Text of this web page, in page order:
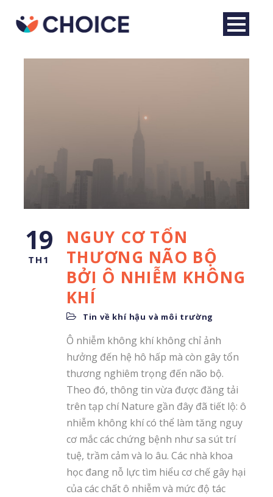
19
TH1
NGUY CƠ TỔN
THƯƠNG NÃO BỘ
BỞI Ô NHIỄM KHÔNG
KHÍ
Tin về khí hậu và môi trường
Ô nhiễm không khí không chỉ ảnh
hưởng đến hệ hô hấp mà còn gây tổn
thương nghiêm trọng đến não bộ.
Theo đó, thông tin vừa được đăng tải
trên tạp chí Nature gần đây đã tiết lộ: ô
nhiễm không khí có thể làm tăng nguy
cơ mắc các chứng bệnh như sa sút trí
tuệ, trầm cảm và lo âu. Các nhà khoa
học đang nỗ lực tìm hiểu cơ chế gây hại
của các chất ô nhiễm và mức độ tác